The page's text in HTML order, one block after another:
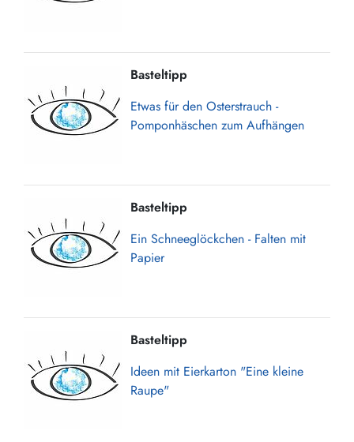
Basteltipp
Etwas für den Osterstrauch -
Pomponhäschen zum Aufhängen
Basteltipp
Ein Schneeglöckchen - Falten mit
Papier
Basteltipp
Ideen mit Eierkarton "Eine kleine
Raupe"